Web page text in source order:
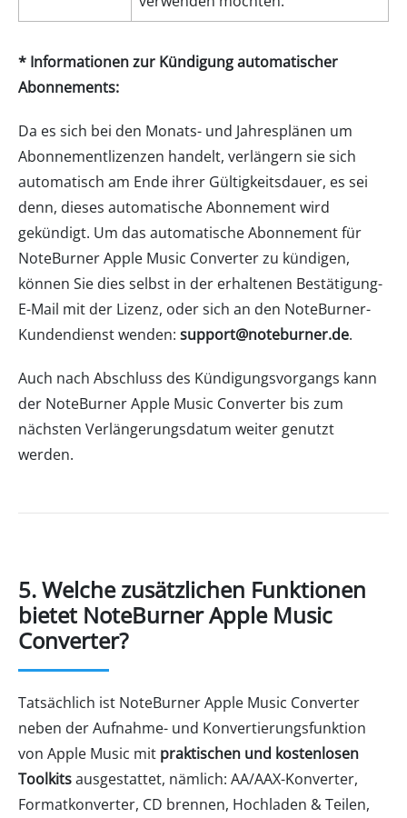
* Informationen zur Kündigung automatischer
Abonnements:
Da es sich bei den Monats- und Jahresplänen um
Abonnementlizenzen handelt, verlängern sie sich
automatisch am Ende ihrer Gültigkeitsdauer, es sei
denn, dieses automatische Abonnement wird
gekündigt. Um das automatische Abonnement für
NoteBurner Apple Music Converter zu kündigen,
können Sie dies selbst in der erhaltenen Bestätigung-
E-Mail mit der Lizenz, oder sich an den NoteBurner-
Kundendienst wenden: support@noteburner.de.
Auch nach Abschluss des Kündigungsvorgangs kann
der NoteBurner Apple Music Converter bis zum
nächsten Verlängerungsdatum weiter genutzt
werden.
5. Welche zusätzlichen Funktionen
bietet NoteBurner Apple Music
Converter?
Tatsächlich ist NoteBurner Apple Music Converter
neben der Aufnahme- und Konvertierungsfunktion
von Apple Music mit praktischen und kostenlosen
Toolkitsausgestattet, nämlich: AA/AAX-Konverter,
Formatkonverter, CD brennen, Hochladen & Teilen,